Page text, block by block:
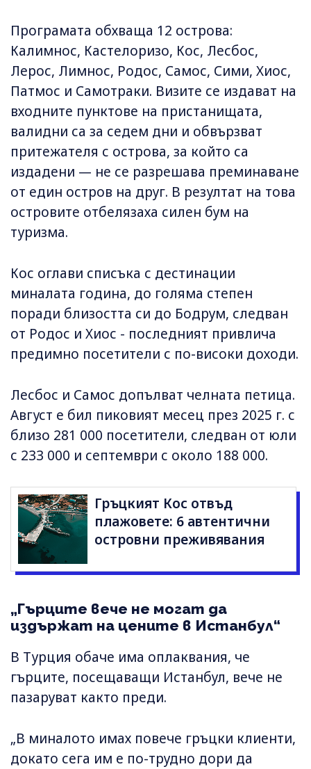
Програмата обхваща 12 острова:
Калимнос, Кастелоризо, Кос, Лесбос,
Лерос, Лимнос, Родос, Самос, Сими, Хиос,
Патмос и Самотраки. Визите се издават на
входните пунктове на пристанищата,
валидни са за седем дни и обвързват
притежателя с острова, за който са
издадени — не се разрешава преминаване
от един остров на друг. В резултат на това
островите отбелязаха силен бум на
туризма.
Кос оглави списъка с дестинации
миналата година, до голяма степен
поради близостта си до Бодрум, следван
от Родос и Хиос - последният привлича
предимно посетители с по-високи доходи.
Лесбос и Самос допълват челната петица.
Август е бил пиковият месец през 2025 г. с
близо 281 000 посетители, следван от юли
с 233 000 и септември с около 188 000.
Гръцкият Кос отвъд
плажовете: 6 автентични
островни преживявания
„Гърците вече не могат да
издържат на цените в Истанбул“
В Турция обаче има оплаквания, че
гърците, посещаващи Истанбул, вече не
пазаруват както преди.
„В миналото имах повече гръцки клиенти,
докато сега им е по-трудно дори да